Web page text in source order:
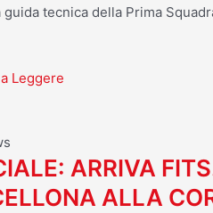
guida tecnica della Prima
Leggere
ARRIVA
ALLA